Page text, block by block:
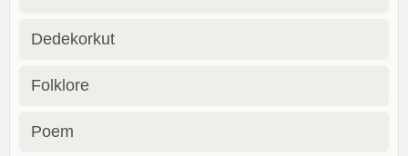
Dedekorkut
Folklore
Poem